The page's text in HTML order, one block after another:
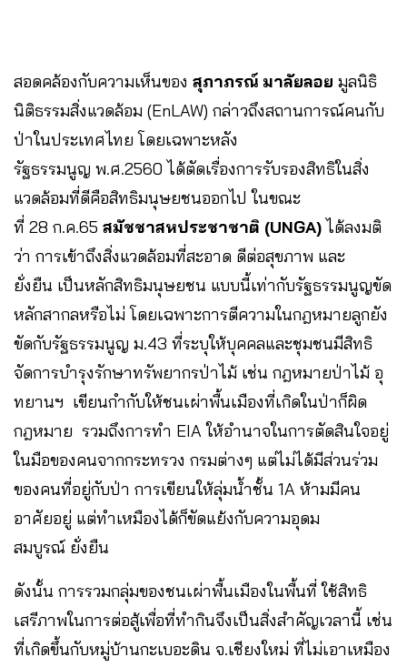
สอดคล้องกับความเห็นของ สุภาภรณ์ มาลัยลอย มูลนิธิ
นิติธรรมสิ่งแวดล้อม (EnLAW) ​กล่าวถึงสถานการณ์คนกับ
ป่าในประเทศไทย โดยเฉพาะหลัง
รัฐธรรมนูญ พ.ศ.2560 ได้ตัดเรื่องการรับรองสิทธิในสิ่ง
แวดล้อมที่ดีคือสิทธิมนุษยชนออกไป ในขณะ
ที่ 28 ก.ค.65 สมัชชาสหประชาชาติ (UNGA) ได้ลงมติ
ว่า การเข้าถึงสิ่งแวดล้อมที่สะอาด ดีต่อสุขภาพ และ
ยั่งยืน เป็นหลักสิทธิมนุษยชน แบบนี้เท่ากับรัฐธรรมนูญขัด
หลักสากลหรือไม่ โดยเฉพาะการตีความในกฎหมายลูกยัง
ขัดกับรัฐธรรมนูญ ม.43 ที่ระบุให้บุคคลและชุมชนมีสิทธิ
จัดการบำรุงรักษาทรัพยากรป่าไม้ เช่น กฎหมายป่าไม้ อุ
ทยานฯ เขียนกำกับให้ชนเผ่าพื้นเมืองที่เกิดในป่าก็ผิด
กฎหมาย รวมถึงการทำ EIA ให้อำนาจในการตัดสินใจอยู่
ในมือของคนจากกระทรวง กรมต่างๆ แต่ไม่ได้มีส่วนร่วม
ของคนที่อยู่กับป่า การเขียนให้ลุ่มน้ำชั้น 1A ห้ามมีคน
อาศัยอยู่ แต่ทำเหมืองได้ก็ขัดแย้งกับความอุดม
สมบูรณ์ ยั่งยืน
ดังนั้น การรวมกลุ่มของชนเผ่าพื้นเมืองในพื้นที่ ใช้สิทธิ
เสรีภาพในการต่อสู้เพื่อที่ทำกินจึงเป็นสิ่งสำคัญเวลานี้ เช่น
ที่เกิดขึ้นกับหมู่บ้านกะเบอะดิน จ.เชียงใหม่ ที่ไม่เอาเหมือง